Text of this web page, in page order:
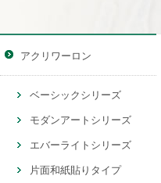
アクリワーロン
ベーシックシリーズ
モダンアートシリーズ
エバーライトシリーズ
片面和紙貼りタイプ